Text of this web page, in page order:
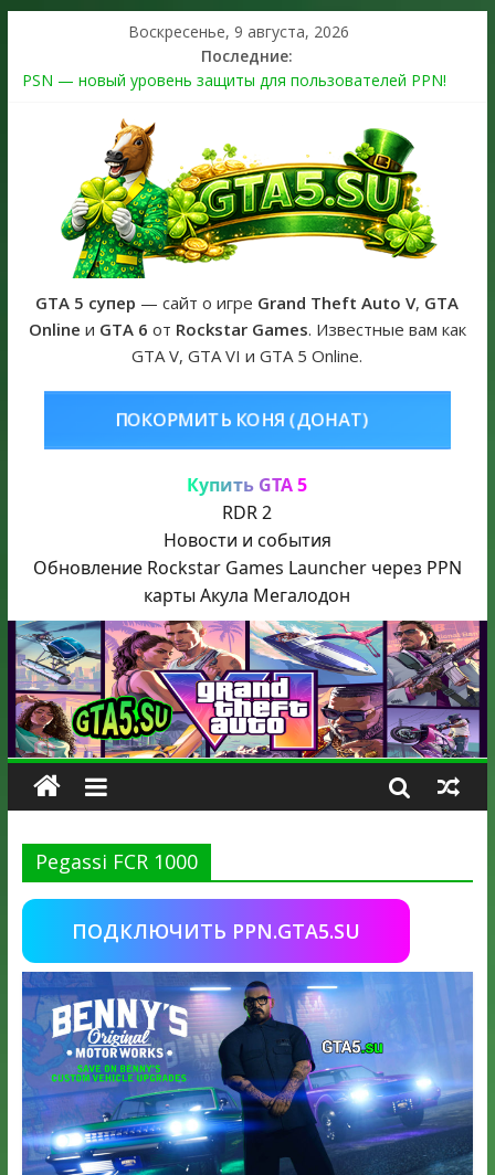
Воскресенье, 9 августа, 2026
Последние:
PSN — новый уровень защиты для пользователей PPN!
The Kortz Center Heist выйдет в GTA Online уже 14 июля
Регистрация в Rockstar Games Social Club ошибка #1.500.7:
как зарегистрировать аккаунт и войти без проблем в 2026
Получайте особые награды в GTA Online по программе
Fine Art Collector
GTA 6 официальная обложка игры и Предзаказ Grand Theft
Auto VI
GTA 5 супер — сайт о игре Grand Theft Auto V, GTA
Online и GTA 6 от Rockstar Games. Известные вам как
GTA V, GTA VI и GTA 5 Online.
(ДОНАТ) КУПИТЬ GTA 5
Купить GTA 5
RDR 2
Новости и события
Обновление Rockstar Games Launcher через PPN
карты Акула Мегалодон
Pegassi FCR 1000
ПОДКЛЮЧИТЬ PPN.GTA5.SU